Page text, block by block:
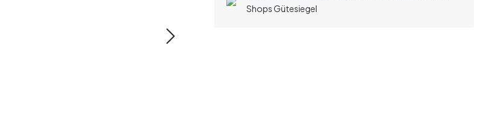
Shops Gütesiegel